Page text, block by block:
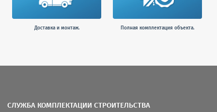
Доставка и монтаж. Полная комплектация объекта.
СЛУЖБА КОМПЛЕКТАЦИИ СТРОИТЕЛЬСТВА